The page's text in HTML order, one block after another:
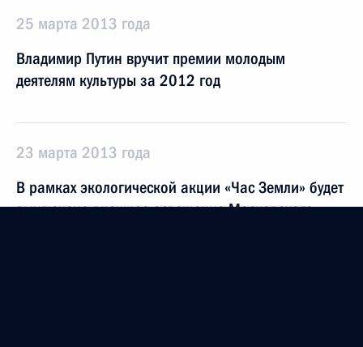
25 марта 2013 года
Владимир Путин вручит премии молодым
деятелям культуры за 2012 год
23 марта 2013 года
В рамках экологической акции «Час Земли» будет
выключено внешнее освещение Московского